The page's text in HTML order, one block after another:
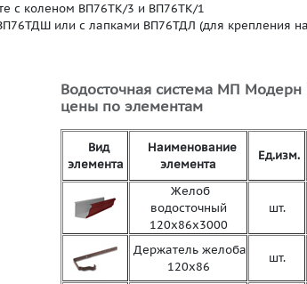
с коленом ВП76ТК/3 и ВП76ТК/1
или с лапками ВП76ТДЛ (для крепления
Водосточная система МП Модерн
цены по элементам
Вид
элемента
Наименование
элемента
Ед.изм.
Желоб
водосточный
120х86х3000
шт.
Держатель желоба
120х86
шт.